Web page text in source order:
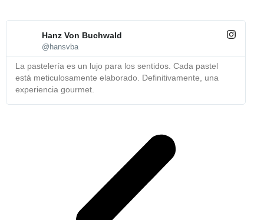
Hanz Von Buchwald
@hansvba
La pastelería es un lujo para los sentidos. Cada pastel
está meticulosamente elaborado. Definitivamente, una
experiencia gourmet.